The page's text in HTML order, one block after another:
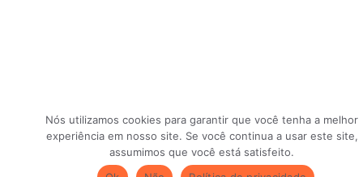
Nós utilizamos cookies para garantir que você tenha a melhor
experiência em nosso site. Se você continua a usar este site,
assumimos que você está satisfeito.